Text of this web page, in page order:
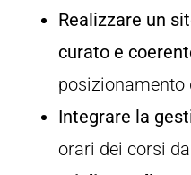
Realizzare un
curato e
posizionamento
Integrare la
orari dei corsi